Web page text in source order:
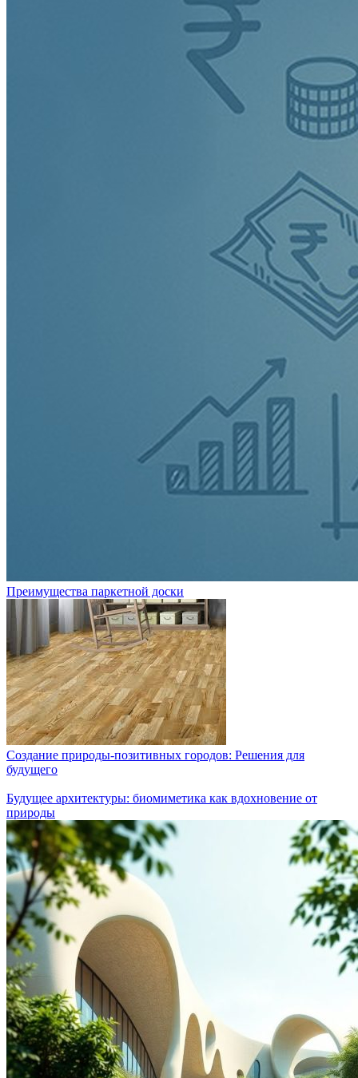
Преимущества паркетной доски
Создание природы-позитивных городов: Решения для
будущего
Будущее архитектуры: биомиметика как вдохновение от
природы